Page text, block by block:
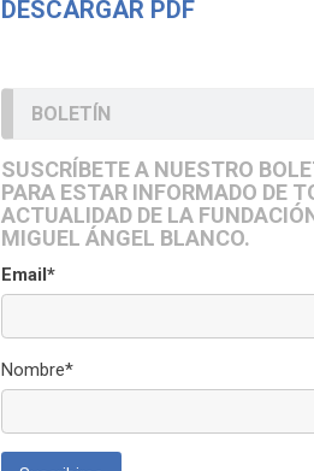
DESCARGAR PDF
BOLETÍN
SUSCRÍBETE A NUESTRO
PARA ESTAR INFORMADO DE
ACTUALIDAD DE LA
MIGUEL ÁNGEL BLANCO.
Email*
Nombre*